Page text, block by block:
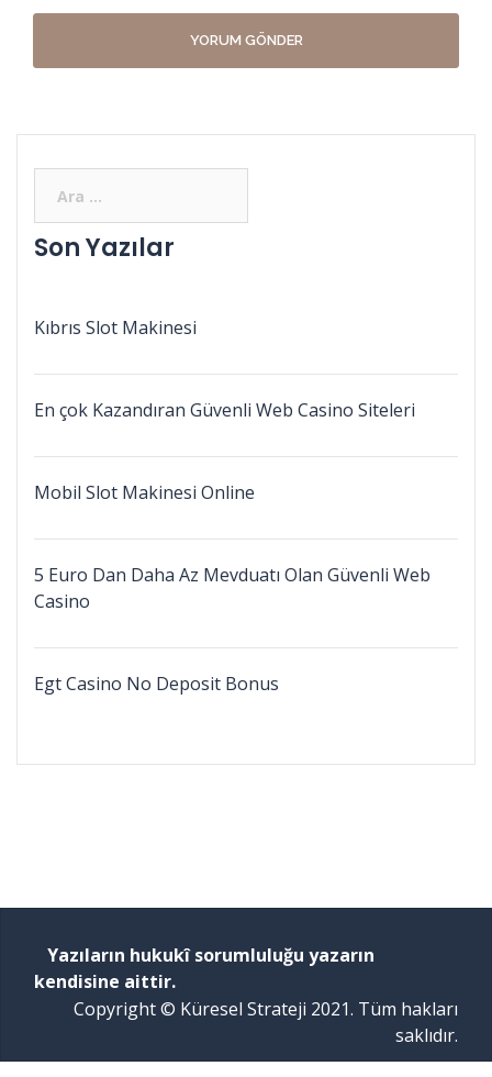
Son Yazılar
Kıbrıs Slot Makinesi
En çok Kazandıran Güvenli Web Casino Siteleri
Mobil Slot Makinesi Online
5 Euro Dan Daha Az Mevduatı Olan Güvenli Web
Casino
Egt Casino No Deposit Bonus
Yazıların hukukî sorumluluğu yazarın
kendisine aittir.
Copyright © Küresel Strateji 2021. Tüm hakları
saklıdır.